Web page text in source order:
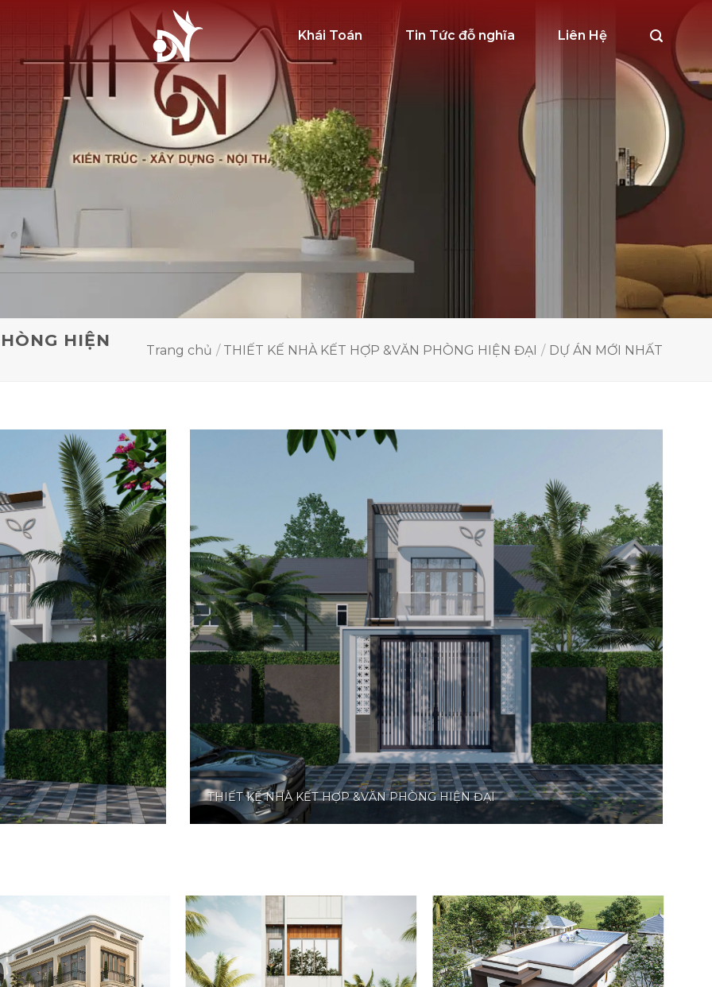
Khái Toán Tin Tức đỗ nghĩa Liên Hệ
HIỆN Trang chủ / THIẾT KẾ NHÀ KẾT HỢP &VĂN PHÒNG HIỆN ĐẠI / DỰ ÁN MỚI NHẤT
THIẾT KẾ NHÀ KẾT HỢP &VĂN PHÒNG HIỆN ĐẠI